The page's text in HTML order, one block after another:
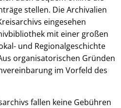
stellen. Die Archivalien
eingesehen
mit einer großen
und Regionalgeschichte
organisatorischen Gründen
im Vorfeld des
fallen keine Gebühren